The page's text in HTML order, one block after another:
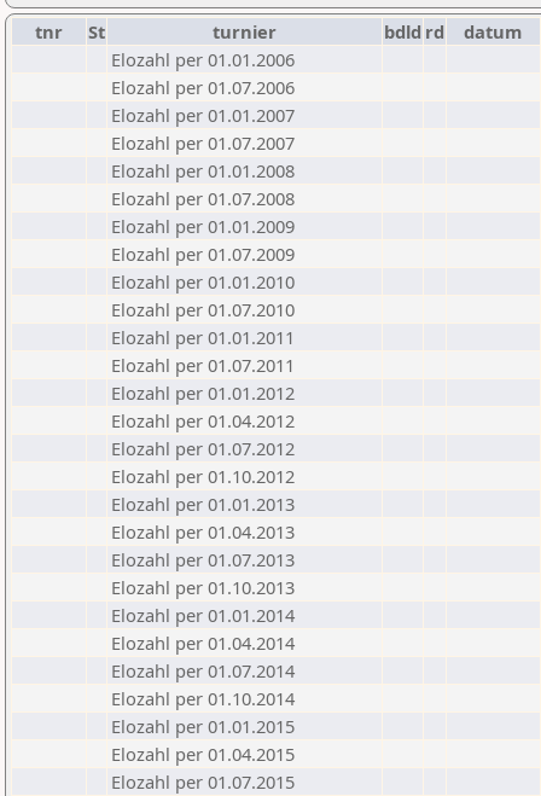
tnr St turnier bdld rd
datum
Elozahl per 01.01.2006
Elozahl per 01.07.2006
Elozahl per 01.01.2007
Elozahl per 01.07.2007
Elozahl per 01.01.2008
Elozahl per 01.07.2008
Elozahl per 01.01.2009
Elozahl per 01.07.2009
Elozahl per 01.01.2010
Elozahl per 01.07.2010
Elozahl per 01.01.2011
Elozahl per 01.07.2011
Elozahl per 01.01.2012
Elozahl per 01.04.2012
Elozahl per 01.07.2012
Elozahl per 01.10.2012
Elozahl per 01.01.2013
Elozahl per 01.04.2013
Elozahl per 01.07.2013
Elozahl per 01.10.2013
Elozahl per 01.01.2014
Elozahl per 01.04.2014
Elozahl per 01.07.2014
Elozahl per 01.10.2014
Elozahl per 01.01.2015
Elozahl per 01.04.2015
Elozahl per 01.07.2015